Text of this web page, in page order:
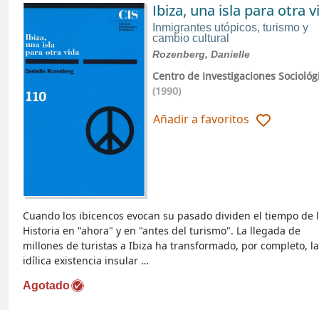
Ibiza, una isla para otra
Inmigrantes utópicos, turismo y
cambio cultural
Rozenberg, Danielle
Centro de Investigaciones
(1990)
Añadir a favoritos
Agotado
Cuando los ibicencos evocan su pasado dividen el tiempo de
Historia en "ahora" y en "antes del turismo". La llegada de
millones de turistas a Ibiza ha transformado, por completo, la
idílica existencia insular …